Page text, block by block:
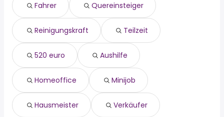
Holzwickede
Altena
Ennepetal
Fröndenberg
Werdohl
Holzwickede
Halver
520 euro
aushilfe
homeoffice
minijob
hausmeister
Fahrer Quereinsteiger
Reinigungskraft Teilzeit
520 euro Aushilfe
Homeoffice Minijob
Hausmeister Verkäufer